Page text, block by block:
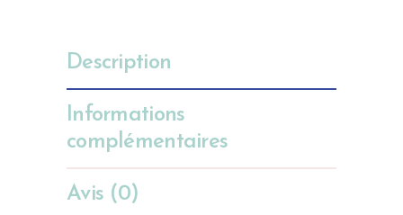
Description
Informations
complémentaires
Avis (0)